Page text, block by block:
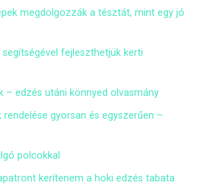
megdolgozzák a tésztát, mint egy jó
segítségével fejleszthetjük kerti
– edzés utáni könnyed olvasmány
rendelése gyorsan és egyszerűen –
polcokkal
kerítenem a hoki edzés tabata